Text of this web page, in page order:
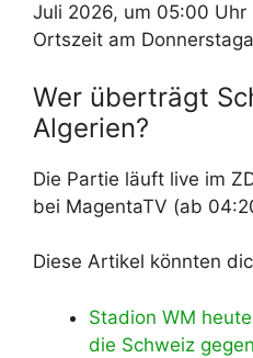
Juli 2026, um 05:00 Uhr
Ortszeit am
Wer überträgt
Algerien?
Die Partie läuft live im
bei MagentaTV (ab
Diese Artikel könnten
Stadion WM
die Schweiz